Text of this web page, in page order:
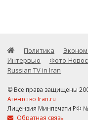
Политика
Интервью
Фото-
Russian TV in Iran
© Все права защищены
Агентство Iran.ru
Лицензия Минпечати РФ
Обратная связь